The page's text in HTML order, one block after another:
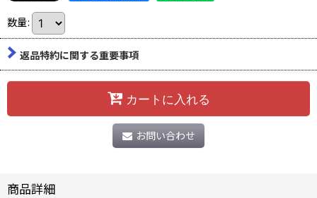
数量:
返品特約に関する重要事項
カートに入れる
お問い合わせ
商品詳細